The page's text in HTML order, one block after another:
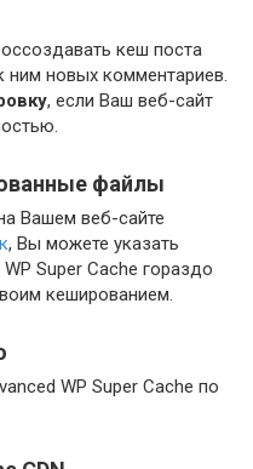
кеш поста
ним новых комментариев.
, если Ваш веб-сайт
файлы
Вашем веб-сайте
, Вы можете указать
Super Cache гораздо
кешированием.
WP Super Cache по